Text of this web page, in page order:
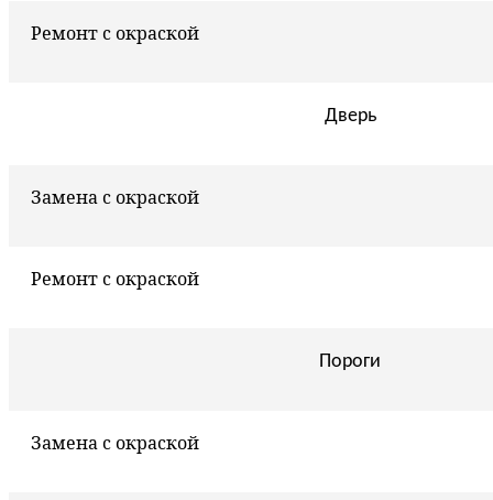
Ремонт с окраской
Дверь
Замена с окраской
Ремонт с окраской
Пороги
Замена с окраской